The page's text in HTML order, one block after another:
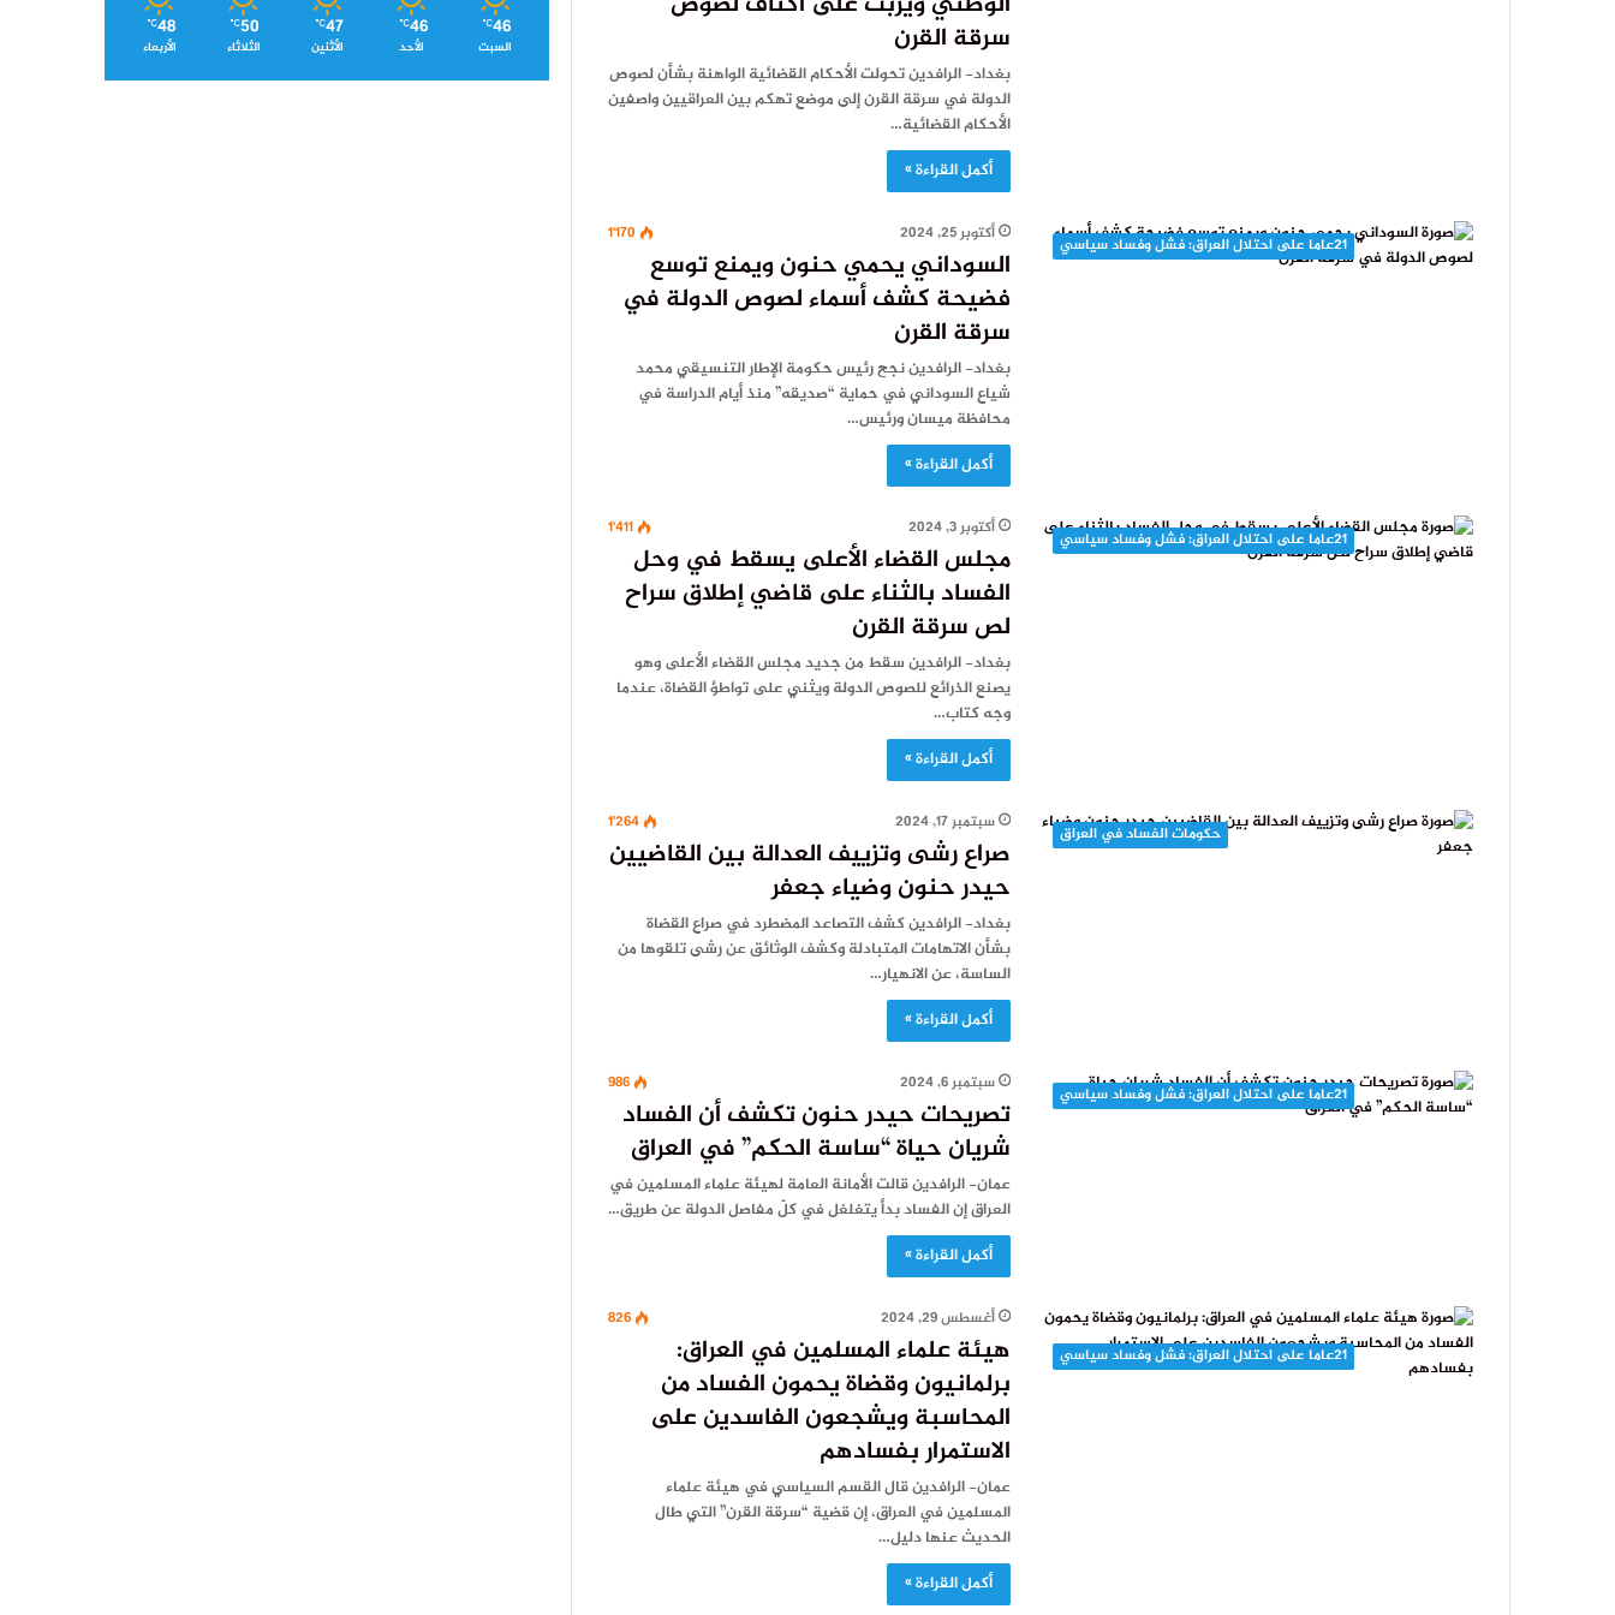
سرقة القرن
بغداد- الرافدين تحولت الأحكام القضائية الواهنة بشأن لصوص
الدولة في سرقة القرن إلى موضع تهكم بين العراقيين واصفين
الأحكام القضائية…
أكمل القراءة »
21عاما على احتلال العراق: فشل وفساد سياسي أكتوبر 25, 2024 1٬170
السوداني يحمي حنون ويمنع توسع
فضيحة كشف أسماء لصوص الدولة في
سرقة القرن
بغداد- الرافدين نجح رئيس حكومة الإطار التنسيقي محمد
شياع السوداني في حماية “صديقه” منذ أيام الدراسة في
محافظة ميسان ورئيس…
أكمل القراءة »
21عاما على احتلال العراق: فشل وفساد سياسي أكتوبر 3, 2024 1٬411
مجلس القضاء الأعلى يسقط في وحل
الفساد بالثناء على قاضي إطلاق سراح
لص سرقة القرن
بغداد- الرافدين سقط من جديد مجلس القضاء الأعلى وهو
يصنع الذرائع للصوص الدولة ويثني على تواطؤ القضاة، عندما
وجه كتاب…
أكمل القراءة »
حكومات الفساد في العراق سبتمبر 17, 2024 1٬264
صراع رشى وتزييف العدالة بين القاضيين
حيدر حنون وضياء جعفر
بغداد- الرافدين كشف التصاعد المضطرد في صراع القضاة
بشأن الاتهامات المتبادلة وكشف الوثائق عن رشى تلقوها من
الساسة، عن الانهيار…
أكمل القراءة »
21عاما على احتلال العراق: فشل وفساد سياسي سبتمبر 6, 2024 986
تصريحات حيدر حنون تكشف أن الفساد
شريان حياة “ساسة الحكم” في العراق
عمان- الرافدين قالت الأمانة العامة لهيئة علماء المسلمين في
العراق إن الفساد بدأ يتغلغل في كلّ مفاصل الدولة عن طريق…
أكمل القراءة »
21عاما على احتلال العراق: فشل وفساد سياسي
أغسطس 29, 2024 826
هيئة علماء المسلمين في العراق:
برلمانيون وقضاة يحمون الفساد من
المحاسبة ويشجعون الفاسدين على
الاستمرار بفسادهم
عمان- الرافدين قال القسم السياسي في هيئة علماء
المسلمين في العراق، إن قضية “سرقة القرن” التي طال
الحديث عنها دليل…
أكمل القراءة »
46
℃
السبت
46
℃
الأحد
47
℃
الأثنين
50
℃
الثلاثاء
48
℃
الأربعاء